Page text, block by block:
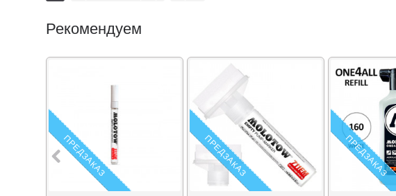
Рекомендуем
ПРЕДЗАКАЗ ПРЕДЗАКАЗ ПРЕДЗАКАЗ